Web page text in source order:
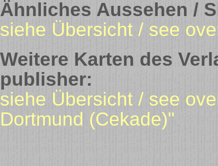
Ähnliches Aussehen /
siehe Übersicht / see
Weitere Karten des
publisher:
siehe Übersicht / see
Dortmund (Cekade)"